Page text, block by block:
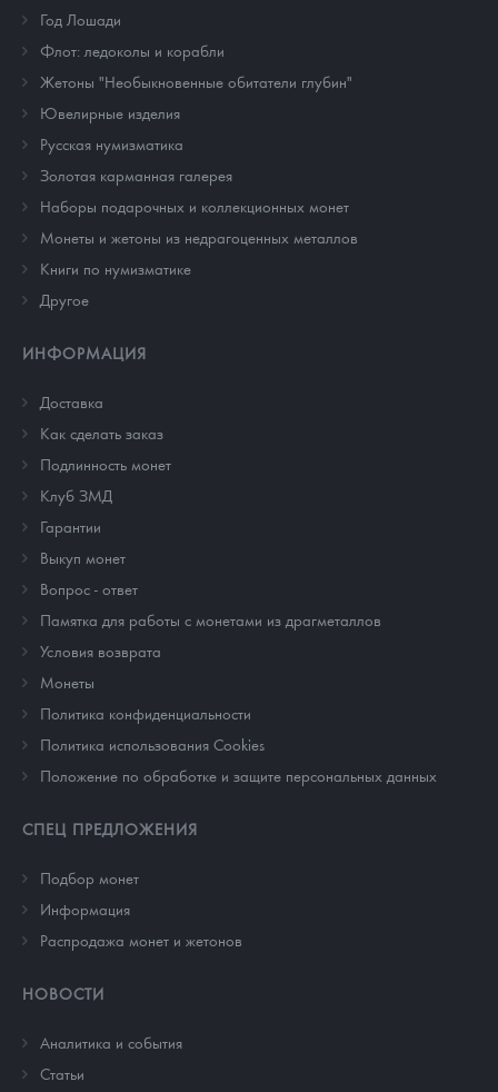
Год Лошади
Флот: ледоколы и корабли
Жетоны "Необыкновенные обитатели глубин"
Ювелирные изделия
Русская нумизматика
Золотая карманная галерея
Наборы подарочных и коллекционных монет
Монеты и жетоны из недрагоценных металлов
Книги по нумизматике
Другое
ИНФОРМАЦИЯ
Доставка
Как сделать заказ
Подлинность монет
Клуб ЗМД
Гарантии
Выкуп монет
Вопрос - ответ
Памятка для работы с монетами из драгметаллов
Условия возврата
Монеты
Политика конфиденциальности
Политика использования Cookies
Положение по обработке и защите персональных данных
СПЕЦ ПРЕДЛОЖЕНИЯ
Подбор монет
Информация
Распродажа монет и жетонов
НОВОСТИ
Аналитика и события
Cтатьи